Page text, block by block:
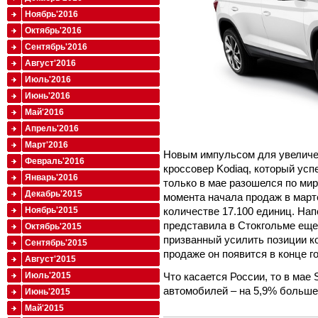
Новым импульсом для
кроссовер Kodiaq, который
только в мае разошелся по
момента начала продаж в
количестве 17.100 единиц.
представила в Стокгольме
призванный усилить позиции
продаже он появится в конце
Что касается России, то в мае
автомобилей – на 5,9%
Ноябрь'2016
Октябрь'2016
Сентябрь'2016
Август'2016
Июль'2016
Июнь'2016
Май'2016
Апрель'2016
Март'2016
Февраль'2016
Январь'2016
Декабрь'2015
Ноябрь'2015
Октябрь'2015
Сентябрь'2015
Август'2015
Июль'2015
Июнь'2015
Май'2015